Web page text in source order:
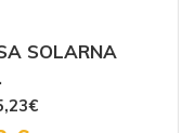
SOLARNA